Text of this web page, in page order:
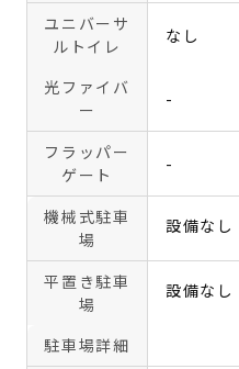
ユニバーサ
ルトイレ
なし
光ファイバ
ー
-
フラッパー
ゲート
-
機械式駐車
場
設備なし
平置き駐車
場
設備なし
駐車場詳細